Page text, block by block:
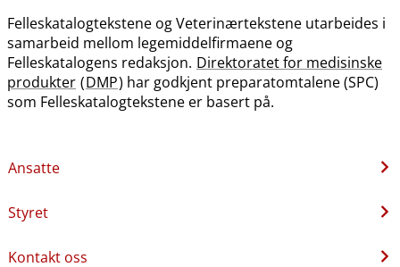
Felleskatalogtekstene og Veterinærtekstene utarbeides i
samarbeid mellom legemiddelfirmaene og
Felleskatalogens redaksjon. Direktoratet for medisinske
produkter (DMP) har godkjent preparatomtalene (SPC)
som Felleskatalogtekstene er basert på.
Ansatte
Styret
Kontakt oss